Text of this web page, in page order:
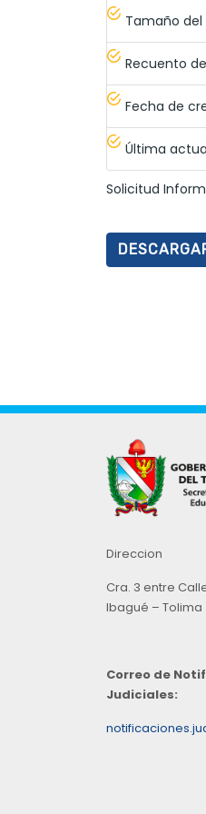
Tamaño del
Recuento
Fecha de
Última
Solicitud
Direccion
Cra. 3 entre
Ibagué –
Correo de
Judiciales: